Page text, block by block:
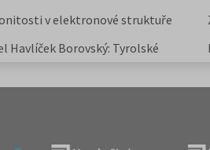
v elektronové struktuře
Havlíček Borovský: Tyrolské